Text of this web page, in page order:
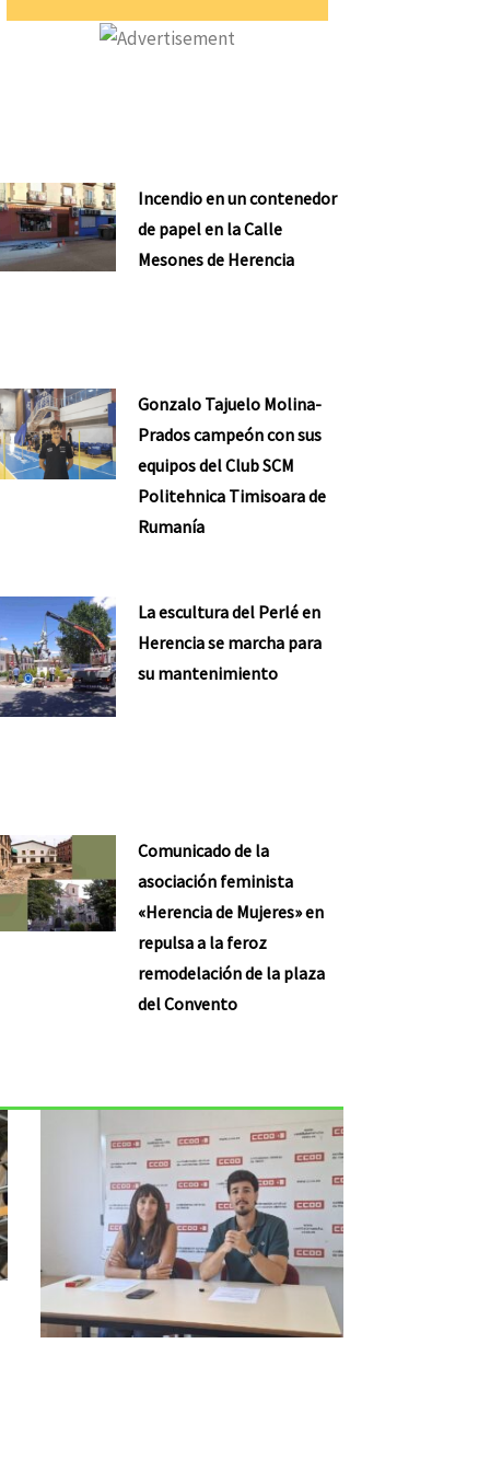
Incendio en un contenedor
de papel en la Calle
Mesones de Herencia
Gonzalo Tajuelo Molina-
Prados campeón con sus
equipos del Club SCM
Politehnica Timisoara de
Rumanía
La escultura del Perlé en
Herencia se marcha para
su mantenimiento
Comunicado de la
asociación feminista
«Herencia de Mujeres» en
repulsa a la feroz
remodelación de la plaza
del Convento